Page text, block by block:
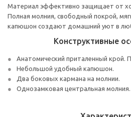
Материал эффективно защищает от
Полная молния, свободный покрой,
капюшон создают домашний уют в
Конструктивные
Анатомический приталенный крой.
Небольшой удобный капюшон.
Два боковых кармана на молнии.
Однозамковая центральная молния.